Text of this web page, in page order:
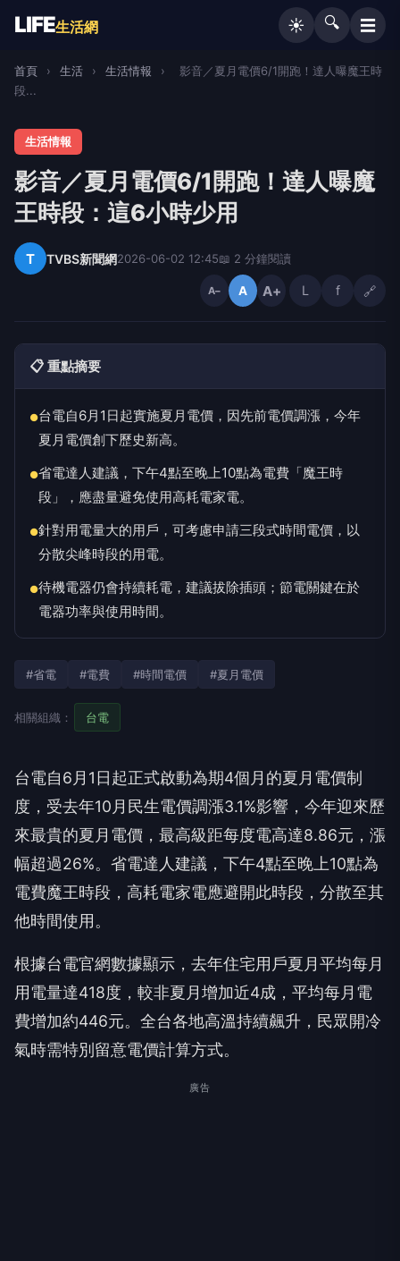
LIFE生活網 ☀️ 🔍 ☰
首頁 › 生活 › 生活情報 ›
影音／夏月電價6/1開跑！達人曝魔王時
段...
生活情報
影音／夏月電價6/1開跑！達人曝魔
王時段：這6小時少用
T TVBS新聞網2026-06-02 12:45📖 2 分鐘閱讀
A− A A+ L f 🔗
📋 重點摘要
●台電自6月1日起實施夏月電價，因先前電價調漲，今年
夏月電價創下歷史新高。
●省電達人建議，下午4點至晚上10點為電費「魔王時
段」，應盡量避免使用高耗電家電。
●針對用電量大的用戶，可考慮申請三段式時間電價，以
分散尖峰時段的用電。
●待機電器仍會持續耗電，建議拔除插頭；節電關鍵在於
電器功率與使用時間。
#省電 #電費 #時間電價 #夏月電價
相關組織： 台電
台電自6月1日起正式啟動為期4個月的夏月電價制
度，受去年10月民生電價調漲3.1%影響，今年迎來歷
來最貴的夏月電價，最高級距每度電高達8.86元，漲
幅超過26%。省電達人建議，下午4點至晚上10點為
電費魔王時段，高耗電家電應避開此時段，分散至其
他時間使用。
根據台電官網數據顯示，去年住宅用戶夏月平均每月
用電量達418度，較非夏月增加近4成，平均每月電
費增加約446元。全台各地高溫持續飆升，民眾開冷
氣時需特別留意電價計算方式。
廣告